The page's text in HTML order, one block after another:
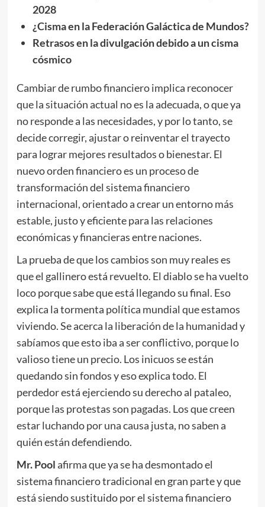
2028
¿Cisma en la Federación Galáctica de Mundos?
Retrasos en la divulgación debido a un cisma
cósmico
Cambiar de rumbo financiero implica reconocer
que la situación actual no es la adecuada, o que ya
no responde a las necesidades, y por lo tanto, se
decide corregir, ajustar o reinventar el trayecto
para lograr mejores resultados o bienestar. El
nuevo orden financiero es un proceso de
transformación del sistema financiero
internacional, orientado a crear un entorno más
estable, justo y eficiente para las relaciones
económicas y financieras entre naciones.
La prueba de que los cambios son muy reales es
que el gallinero está revuelto. El diablo se ha vuelto
loco porque sabe que está llegando su final. Eso
explica la tormenta política mundial que estamos
viviendo. Se acerca la liberación de la humanidad y
sabíamos que esto iba a ser conflictivo, porque lo
valioso tiene un precio. Los inicuos se están
quedando sin fondos y eso explica todo. El
perdedor está ejerciendo su derecho al pataleo,
porque las protestas son pagadas. Los que creen
estar luchando por una causa justa, no saben a
quién están defendiendo.
Mr. Poolafirma que ya se ha desmontado el
sistema financiero tradicional en gran parte y que
está siendo sustituido por el sistema financiero